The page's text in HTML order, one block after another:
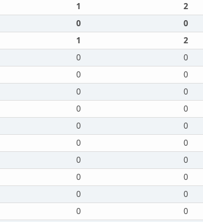
1 2
0 0
1 2
0 0
0 0
0 0
0 0
0 0
0 0
0 0
0 0
0 0
0 0